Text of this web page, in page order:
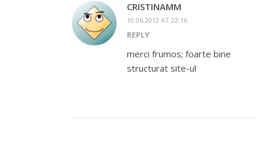
CRISTINAMM
10.06.2012 AT 22:16
REPLY
merci frumos; foarte bine
structurat site-ul